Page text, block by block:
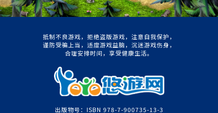
抵制不良游戏，拒绝盗版游戏，注意自我保护，
谨防受骗上当，适度游戏益脑，沉迷游戏伤身，
合理安排时间，享受健康生活。
出版物号：ISBN 978-7-900735-13-3